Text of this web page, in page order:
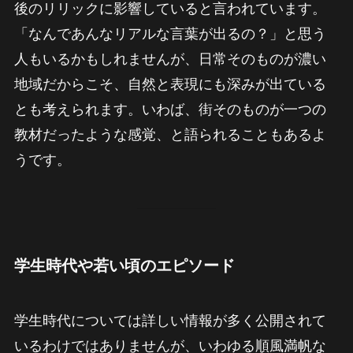
後のリリックに影響していると言われています。
「なんであんなリアルな言葉が出るの？」と思う
人もいるかもしれませんが、日常そのものが濃い
地域だからこそ、自然と表現にも深みが出ている
とも考えられます。いわば、街そのものが一つの
教材だったような感覚、と語られることもあるよ
うです。
学生時代や若い頃のエピソード
学生時代については詳しい情報が多く公開されて
いるわけではありませんが、いわゆる順風満帆な